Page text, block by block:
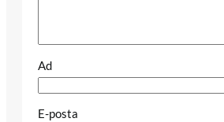
Ad
E-posta